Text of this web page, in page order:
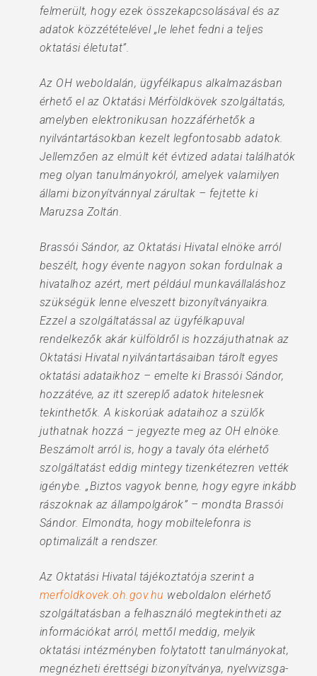
felmerült, hogy ezek összekapcsolásával és az
adatok közzétételével „le lehet fedni a teljes
oktatási életutat”.
Az OH weboldalán, ügyfélkapus alkalmazásban
érhető el az Oktatási Mérföldkövek szolgáltatás,
amelyben elektronikusan hozzáférhetők a
nyilvántartásokban kezelt legfontosabb adatok.
Jellemzően az elmúlt két évtized adatai találhatók
meg olyan tanulmányokról, amelyek valamilyen
állami bizonyítvánnyal zárultak – fejtette ki
Maruzsa Zoltán.
Brassói Sándor, az Oktatási Hivatal elnöke arról
beszélt, hogy évente nagyon sokan fordulnak a
hivatalhoz azért, mert például munkavállaláshoz
szükségük lenne elveszett bizonyítványaikra.
Ezzel a szolgáltatással az ügyfélkapuval
rendelkezők akár külföldről is hozzájuthatnak az
Oktatási Hivatal nyilvántartásaiban tárolt egyes
oktatási adataikhoz – emelte ki Brassói Sándor,
hozzátéve, az itt szereplő adatok hitelesnek
tekinthetők. A kiskorúak adataihoz a szülők
juthatnak hozzá – jegyezte meg az OH elnöke.
Beszámolt arról is, hogy a tavaly óta elérhető
szolgáltatást eddig mintegy tizenkétezren vették
igénybe. „Biztos vagyok benne, hogy egyre inkább
rászoknak az állampolgárok” – mondta Brassói
Sándor. Elmondta, hogy mobiltelefonra is
optimalizált a rendszer.
Az Oktatási Hivatal tájékoztatója szerint a
merfoldkovek.oh.gov.hu weboldalon elérhető
szolgáltatásban a felhasználó megtekintheti az
információkat arról, mettől meddig, melyik
oktatási intézményben folytatott tanulmányokat,
megnézheti érettségi bizonyítványa, nyelvvizsga-